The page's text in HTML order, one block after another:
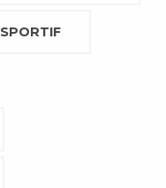
SPORTIF